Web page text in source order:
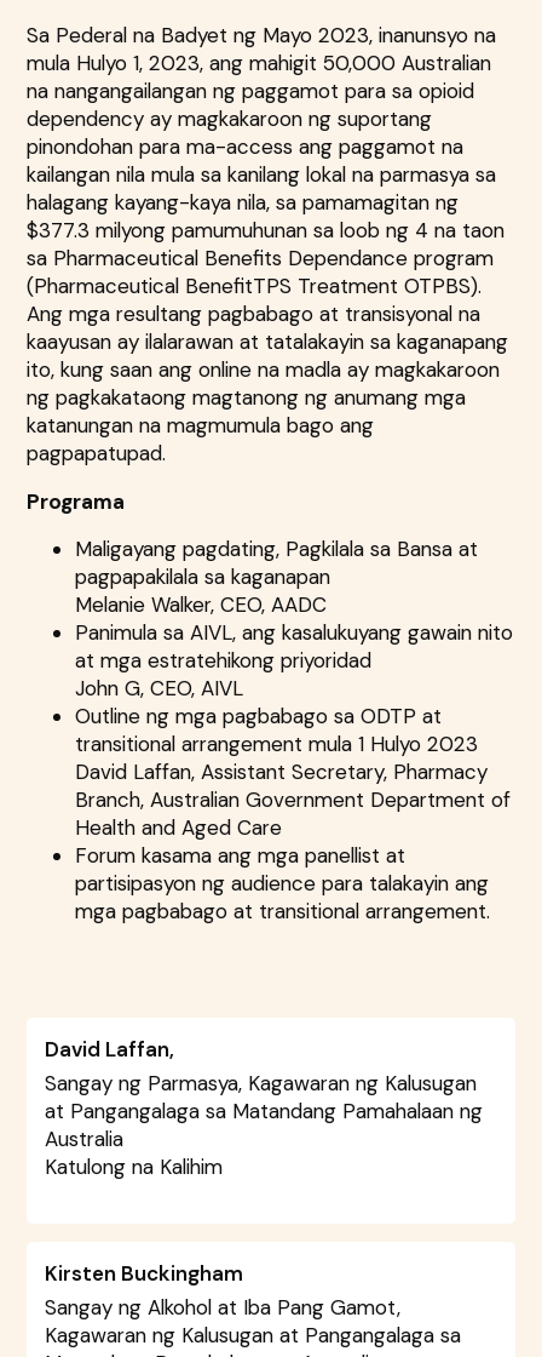
Sa Pederal na Badyet ng Mayo 2023, inanunsyo na
mula Hulyo 1, 2023, ang mahigit 50,000 Australian
na nangangailangan ng paggamot para sa opioid
dependency ay magkakaroon ng suportang
pinondohan para ma-access ang paggamot na
kailangan nila mula sa kanilang lokal na parmasya sa
halagang kayang-kaya nila, sa pamamagitan ng
$377.3 milyong pamumuhunan sa loob ng 4 na taon
sa Pharmaceutical Benefits Dependance program
(Pharmaceutical BenefitTPS Treatment OTPBS).
Ang mga resultang pagbabago at transisyonal na
kaayusan ay ilalarawan at tatalakayin sa kaganapang
ito, kung saan ang online na madla ay magkakaroon
ng pagkakataong magtanong ng anumang mga
katanungan na magmumula bago ang
pagpapatupad.
Programa
Maligayang pagdating, Pagkilala sa Bansa at
pagpapakilala sa kaganapan
Melanie Walker, CEO, AADC
Panimula sa AIVL, ang kasalukuyang gawain nito
at mga estratehikong priyoridad
John G, CEO, AIVL
Outline ng mga pagbabago sa ODTP at
transitional arrangement mula 1 Hulyo 2023
David Laffan, Assistant Secretary, Pharmacy
Branch, Australian Government Department of
Health and Aged Care
Forum kasama ang mga panellist at
partisipasyon ng audience para talakayin ang
mga pagbabago at transitional arrangement.
David Laffan,
Sangay ng Parmasya, Kagawaran ng Kalusugan
at Pangangalaga sa Matandang Pamahalaan ng
Australia
Katulong na Kalihim
Kirsten Buckingham
Sangay ng Alkohol at Iba Pang Gamot,
Kagawaran ng Kalusugan at Pangangalaga sa